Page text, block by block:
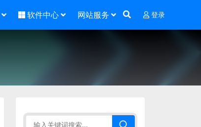
软件中心 网站服务 登录